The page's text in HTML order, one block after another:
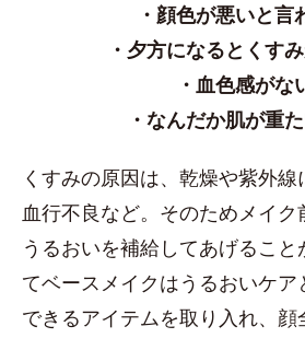
・顔色が悪いと言
・夕方になるとくす
・血色感がな
・なんだか肌が重
くすみの原因は、乾燥や紫外線
血行不良など。そのためメイ
うるおいを補給してあげること
てベースメイクはうるおいケア
できるアイテムを取り入れ、顔